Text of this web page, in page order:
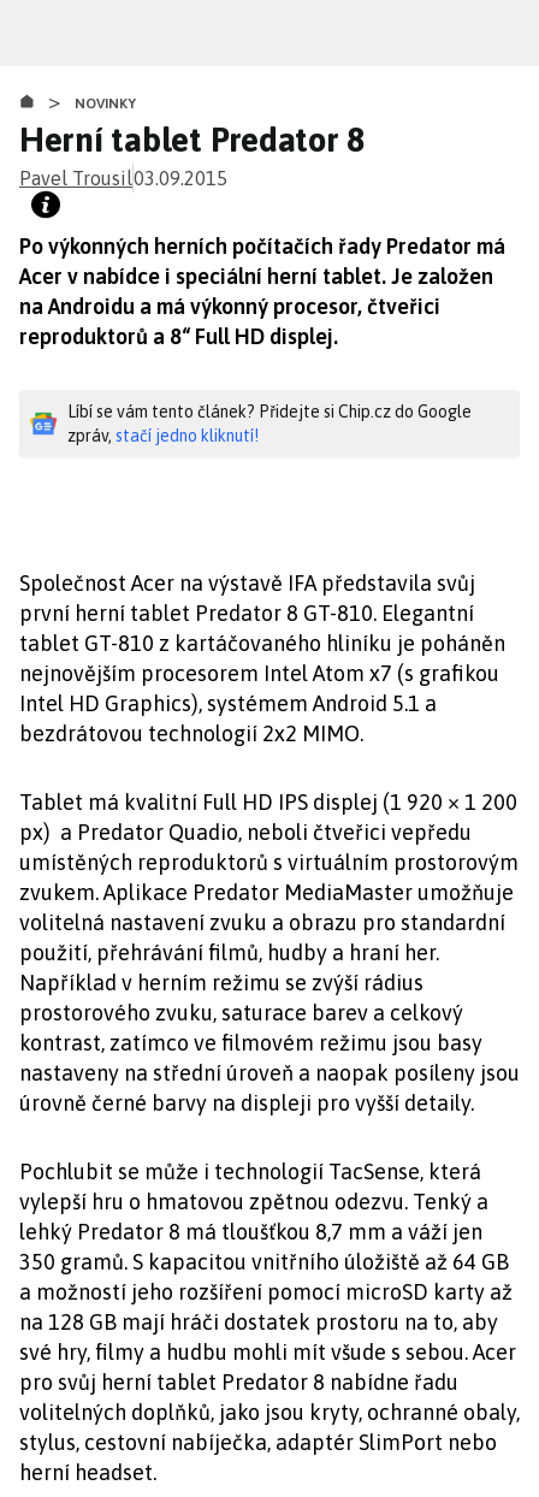
obsahu
> NOVINKY
Herní tablet Predator 8
Pavel Trousil03.09.2015
Po výkonných herních počítačích řady Predator má
Acer v nabídce i speciální herní tablet. Je založen
na Androidu a má výkonný procesor, čtveřici
reproduktorů a 8“ Full HD displej.
Líbí se vám tento článek? Přidejte si Chip.cz do Google
zpráv, stačí jedno kliknutí!
Společnost Acer na výstavě IFA představila svůj
první herní tablet Predator 8 GT-810. Elegantní
tablet GT-810 z kartáčovaného hliníku je poháněn
nejnovějším procesorem Intel Atom x7 (s grafikou
Intel HD Graphics), systémem Android 5.1 a
bezdrátovou technologií 2x2 MIMO.
Tablet má kvalitní Full HD IPS displej (1 920 × 1 200
px) a Predator Quadio, neboli čtveřici vepředu
umístěných reproduktorů s virtuálním prostorovým
zvukem. Aplikace Predator MediaMaster umožňuje
volitelná nastavení zvuku a obrazu pro standardní
použití, přehrávání filmů, hudby a hraní her.
Například v herním režimu se zvýší rádius
prostorového zvuku, saturace barev a celkový
kontrast, zatímco ve filmovém režimu jsou basy
nastaveny na střední úroveň a naopak posíleny jsou
úrovně černé barvy na displeji pro vyšší detaily.
Pochlubit se může i technologií TacSense, která
vylepší hru o hmatovou zpětnou odezvu. Tenký a
lehký Predator 8 má tloušťkou 8,7 mm a váží jen
350 gramů. S kapacitou vnitřního úložiště až 64 GB
a možností jeho rozšíření pomocí microSD karty až
na 128 GB mají hráči dostatek prostoru na to, aby
své hry, filmy a hudbu mohli mít všude s sebou. Acer
pro svůj herní tablet Predator 8 nabídne řadu
volitelných doplňků, jako jsou kryty, ochranné obaly,
stylus, cestovní nabíječka, adaptér SlimPort nebo
herní headset.